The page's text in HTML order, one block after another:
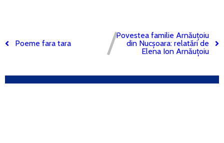
Poeme fara tara
Povestea familie Arnăuțoiu
din Nucșoara: relatări de
Elena Ion Arnăuțoiu